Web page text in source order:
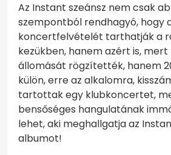
Az Instant szeánsz nem csak
szempontból rendhagyó, hogy
koncertfelvételét tarthatják a
kezükben, hanem azért is,
állomását rögzítették, hanem
külön, erre az alkalomra,
tartottak egy klubkoncertet,
bensőséges hangulatának
lehet, aki meghallgatja az
albumot!